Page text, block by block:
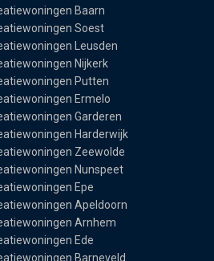
Baarn
Soest
Leusden
Nijkerk
Putten
Ermelo
Garderen
Harderwijk
Zeewolde
Nunspeet
Epe
Apeldoorn
Arnhem
Ede
Barneveld